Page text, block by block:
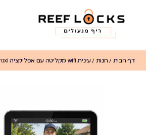
דף הבית /חנות / עינית wifi מקליטה עם אפליקציה proxi